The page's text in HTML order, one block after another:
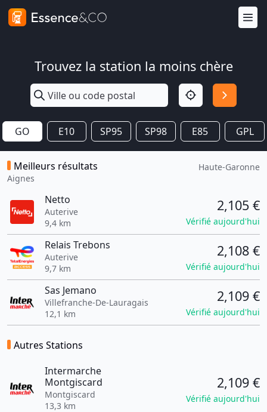
Trouvez la station la moins chère
GO E10 SP95 SP98 E85 GPL
Meilleurs résultats
Aignes
Haute-Garonne
Netto
Auterive
9,4 km
2,105 €
Vérifié aujourd'hui
Relais Trebons
Auterive
9,7 km
2,108 €
Vérifié aujourd'hui
Sas Jemano
Villefranche-De-Lauragais
12,1 km
2,109 €
Vérifié aujourd'hui
Autres Stations
Intermarche
Montgiscard
Montgiscard
13,3 km
2,109 €
Vérifié aujourd'hui